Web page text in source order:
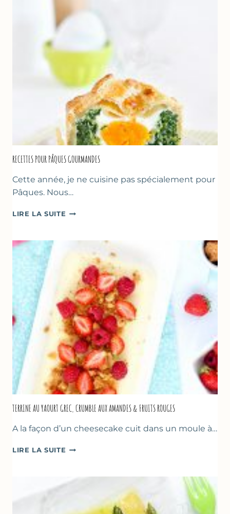
YAOURT
GREC
RECETTES POUR PÂQUES GOURMANDES
Cette année, je ne cuisine pas spécialement pour
Pâques. Nous…
LIRE LA SUITE RECETTES
GOURMANDES
TERRINE AU YAOURT GREC, CRUMBLE AUX AMANDES & FRUITS ROUGES
A la façon d’un cheesecake cuit dans un moule à…
LIRE LA SUITE TERRINE
GREC,
AMANDES